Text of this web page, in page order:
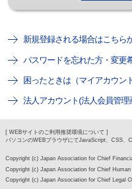
新規登録される場合はこちら
パスワードを忘れた方・変更
困ったときは（マイアカウン
法人アカウント(法人会員管
[ WEBサイトのご利用推奨環境について ]
パソコンのWEBブラウザにてJavaScript、CSS、
Copyright (c) Japan Association for Chief
Copyright (c) Japan Association for Chief
Copyright (c) Japan Association for Chief Legal